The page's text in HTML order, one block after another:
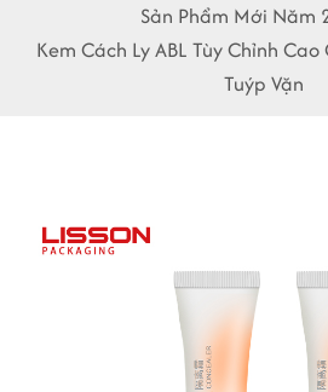
русский
español
한국의
ไทย
Sản Phẩm Mới Năm
Kem Cách Ly ABL Tùy Chỉnh
Tuýp Vặn